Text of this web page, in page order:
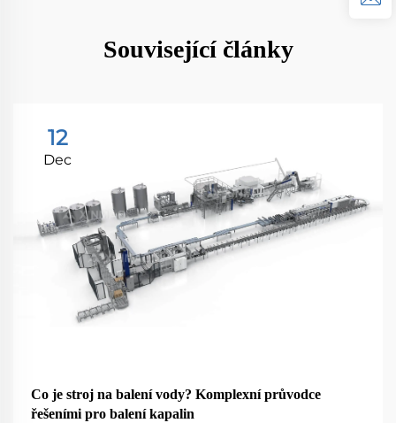
Související články
12
Dec
Co je stroj na balení vody? Komplexní průvodce
řešeními pro balení kapalin